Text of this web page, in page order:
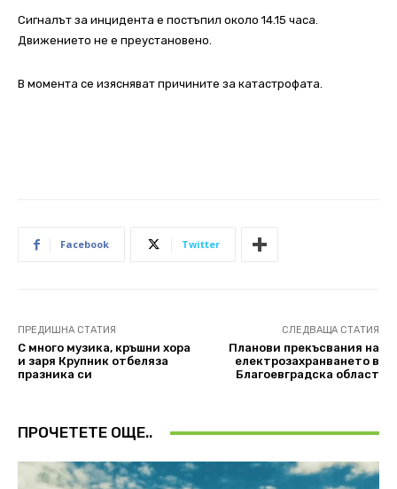
Сигналът за инцидента е постъпил около 14.15 часа.
Движението не е преустановено.
В момента се изясняват причините за катастрофата.
Facebook Twitter
ПРЕДИШНА СТАТИЯ
С много музика, кръшни хора
и заря Крупник отбеляза
празника си
СЛЕДВАЩА СТАТИЯ
Планови прекъсвания на
електрозахранването в
Благоевградска област
ПРОЧЕТЕТЕ ОЩЕ..